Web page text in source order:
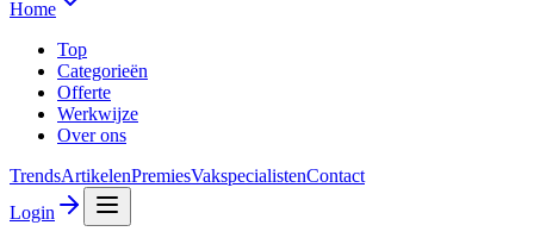
Home
Top
Categorieën
Offerte
Werkwijze
Over ons
TrendsArtikelenPremiesVakspecialistenContact
Login